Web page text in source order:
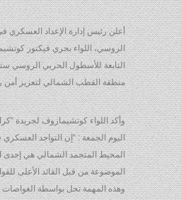
أعلن رئيس إدارة الإعداد العسكري
الروسي، اللواء بحري فيكتور
التابعة للأسطول الحربي الروسي
منطقة القطب الشمالي لتعزيز أمن
وأكد اللواء كوتشيمازوف لجريدة
اليوم الجمعة : “إن التواجد
المحيط المتجمد الشمالي هي إحدى
الموضوعة من قبل القائد الأعلى
وهذه المهمة تحل بواسطة